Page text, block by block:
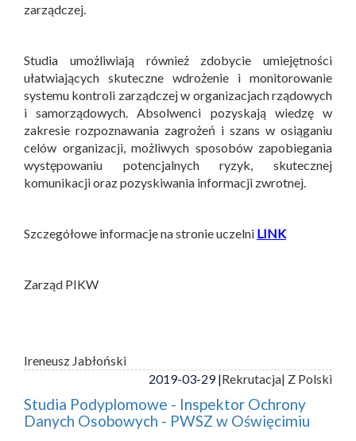
zarządczej.
Studia umożliwiają również zdobycie umiejętności
ułatwiających skuteczne wdrożenie i monitorowanie
systemu kontroli zarządczej w organizacjach rządowych
i samorządowych. Absolwenci pozyskają wiedzę w
zakresie rozpoznawania zagrożeń i szans w osiąganiu
celów organizacji, możliwych sposobów zapobiegania
występowaniu potencjalnych ryzyk, skutecznej
komunikacji oraz pozyskiwania informacji zwrotnej.
Szczegółowe informacje na stronie uczelni LINK
Zarząd PIKW
Ireneusz Jabłoński
2019-03-29 |Rekrutacja| Z Polski
Studia Podyplomowe - Inspektor Ochrony
Danych Osobowych - PWSZ w Oświęcimiu